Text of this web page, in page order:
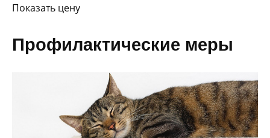
Показать цену
Профилактические меры